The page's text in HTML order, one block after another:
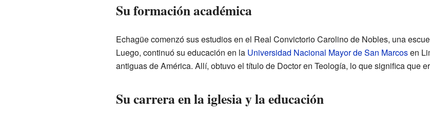
Su formación académica
Echagüe comenzó sus estudios en el Real Convictorio Carolino de Nobles, una
Luego, continuó su educación en la Universidad Nacional Mayor de San Marcosen
antiguas de América. Allí, obtuvo el título de Doctor en Teología, lo que significa que
Su carrera en la iglesia y la educación